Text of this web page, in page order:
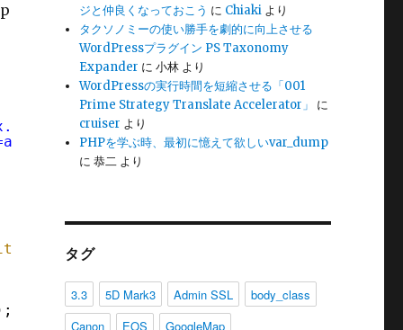
);
ジと仲良くなっておこう に Chiaki より
タクソノミーの使い勝手を劇的に向上させる
WordPressプラグイン PS Taxonomy
Expander に小林 より
WordPressの実行時間を短縮させる「001
Prime Strategy Translate Accelerator」
に
cruiser より
PHPを学ぶ時、最初に憶えて欲しいvar_dump
に恭二 より
タグ
3.3 5D Mark3 Admin SSL
body_class
Canon
EOS
GoogleMap